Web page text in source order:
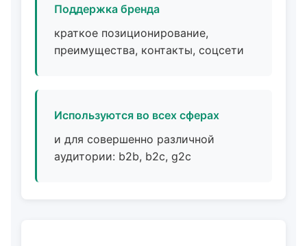
Поддержка бренда
краткое позиционирование,
преимущества, контакты, соцсети
Используются во всех сферах
и для совершенно различной
аудитории: b2b, b2c, g2c